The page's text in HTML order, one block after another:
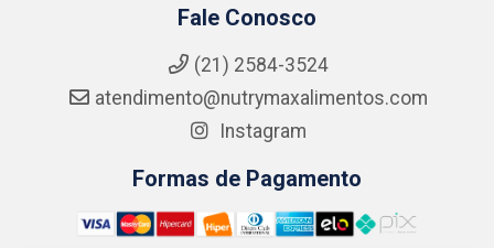
Fale Conosco
(21) 2584-3524
atendimento@nutrymaxalimentos.com
Instagram
Formas de Pagamento